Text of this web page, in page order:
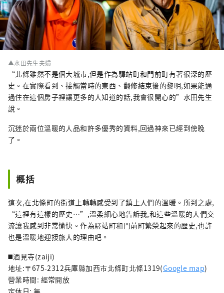
▲水田先生夫婦
“北條雖然不是個大城市,但是作為驛站町和門前町有著很深的歷
史。在實際看到、接觸當時的東西、翻修結束後的黎明,如果能通
過住在這個房子裡讓更多的人知道的話,我會很開心的”水田先生
說。
沉迷於兩位溫暖的人品和許多優秀的資料,回過神來已經到傍晚
了。
概括
這次,在北條町的街道上轉轉感受到了鎮上人們的溫暖。所到之處,
“這裡有這樣的歷史…”,溫柔細心地告訴我,和這些溫暖的人們交
流讓我感到非常愉快。作為驛站町和門前町繁榮起來的歷史,也許
也是溫暖地迎接旅人的理由吧。
◼️酒見寺(zaiji)
地址:〒675-2312兵庫縣加西市北條町北條1319(Google map)
營業時間: 經常開放